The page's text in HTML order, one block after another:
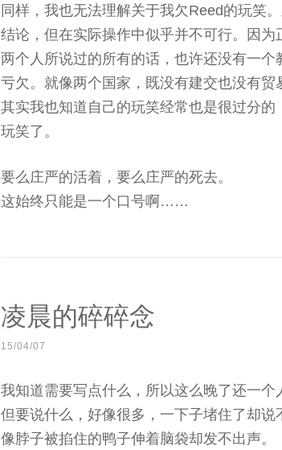
同样，我也无法理解关于我欠Reed的玩笑
结论，但在实际操作中似乎并不可行。因为
两个人所说过的所有的话，也许还没有一
亏欠。就像两个国家，既没有建交也没有贸
其实我也知道自己的玩笑经常也是很过分
玩笑了。
要么庄严的活着，要么庄严的死去。
这始终只能是一个口号啊……
凌晨的碎碎念
15/04/07
我知道需要写点什么，所以这么晚了还一个
但要说什么，好像很多，一下子堵住了却说
像脖子被掐住的鸭子伸着脑袋却发不出声。